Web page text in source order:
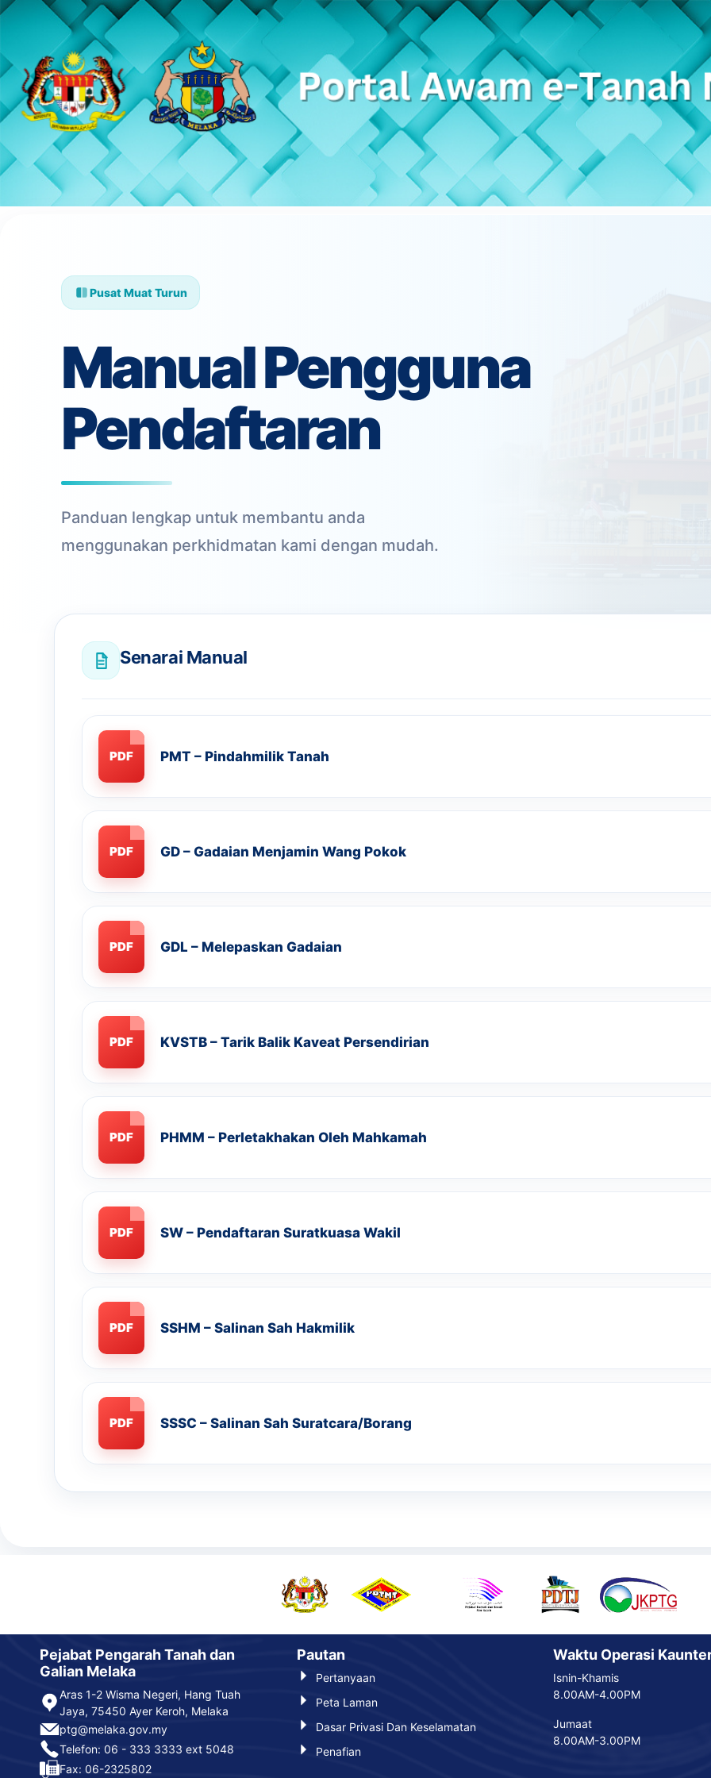
Skip to Main Content
Pusat Muat Turun
Manual Pengguna
Pendaftaran
Panduan lengkap untuk membantu anda
menggunakan perkhidmatan kami dengan mudah.
Senarai Manual
PDF PMT – Pindahmilik Tanah
PDF GD – Gadaian Menjamin Wang Pokok
PDF GDL – Melepaskan Gadaian
PDF KVSTB – Tarik Balik Kaveat Persendirian
PDF PHMM – Perletakhakan Oleh Mahkamah
PDF SW – Pendaftaran Suratkuasa Wakil
PDF SSHM – Salinan Sah Hakmilik
PDF SSSC – Salinan Sah Suratcara/Borang
Pejabat Pengarah Tanah dan
Galian Melaka
Aras 1-2 Wisma Negeri, Hang Tuah
Jaya, 75450 Ayer Keroh, Melaka
ptg@melaka.gov.my
Telefon: 06 - 333 3333 ext 5048
Fax: 06-2325802
Pautan
Pertanyaan
Peta Laman
Dasar Privasi Dan Keselamatan
Penafian
Waktu Operasi
Isnin-Khamis
8.00AM-4.00PM
Jumaat
8.00AM-3.00PM